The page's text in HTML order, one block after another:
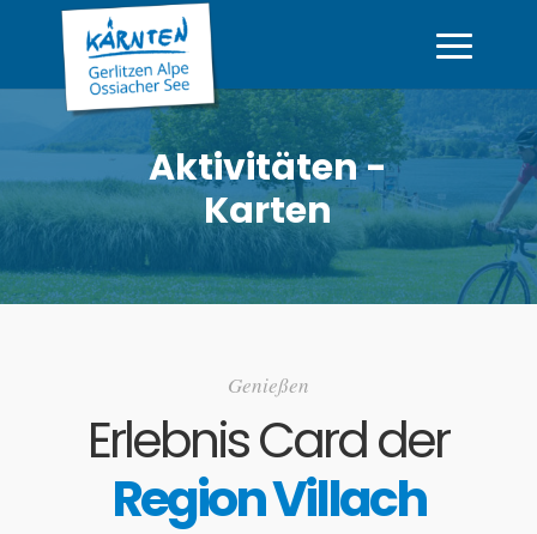
Aktivitäten -
Karten
Genießen
Erlebnis Card der
Region Villach